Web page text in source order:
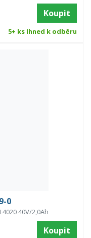
Koupit
5+ ks Ihned k odběru
0
40V/2,0Ah
Koupit